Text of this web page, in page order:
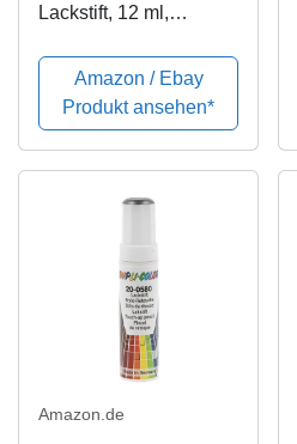
Lackstift, 12 ml,
Metallic, 51912405160
Amazon / Ebay
Produkt ansehen*
Amazon.de